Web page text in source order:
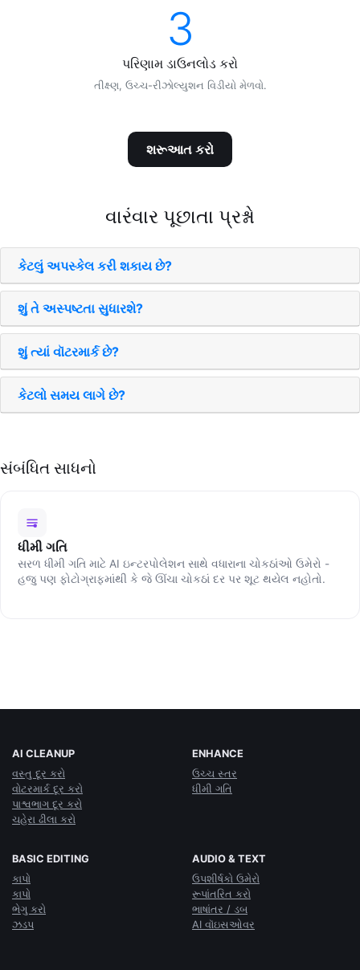
3
પરિણામ ડાઉનલોડ કરો
તીક્ષ્ણ, ઉચ્ચ-રીઝોલ્યુશન વિડીયો મેળવો.
શરૂઆત કરો
વારંવાર પૂછાતા પ્રશ્નો
કેટલું અપસ્કેલ કરી શકાય છે?
શું તે અસ્પષ્ટતા સુધારશે?
શું ત્યાં વૉટરમાર્ક છે?
કેટલો સમય લાગે છે?
સંબંધિત સાધનો
ધીમી ગતિ
સરળ ધીમી ગતિ માટે AI ઇન્ટરપોલેશન સાથે વધારાના ચોકઠાંઓ ઉમેરો -
હજુ પણ ફોટોગ્રાફમાંથી કે જે ઊંચા ચોકઠાં દર પર શૂટ થયેલ નહોતો.
AI CLEANUP
વસ્તુ દૂર કરો
વોટરમાર્ક દૂર કરો
પાશ્વભાગ દૂર કરો
ચહેરા ઢીલા કરો
ENHANCE
ઉચ્ચ સ્તર
ધીમી ગતિ
BASIC EDITING
કાપો
કાપો
ભેગુ કરો
ઝડપ
AUDIO & TEXT
ઉપશીર્ષકો ઉમેરો
રૂપાંતરિત કરો
ભાષાંતર / ડબ
AI વૉઇસઓવર